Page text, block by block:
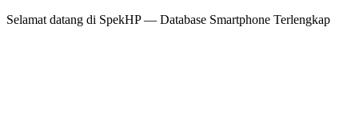
Selamat datang di SpekHP— Database Smartphone Terlengkap